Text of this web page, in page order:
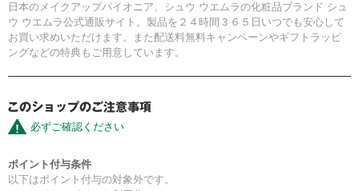
日本のメイクアップパイオニア、シュウ ウエムラの化粧品ブランド シュ
ウ ウエムラ公式通販サイト。製品を２４時間３６５日いつでも安心して
お買い求めいただけます。また配送料無料キャンペーンやギフトラッピ
ングなどの特典もご用意しています。
必ずご確認ください
ポイント付与条件
以下はポイント付与の対象外です。